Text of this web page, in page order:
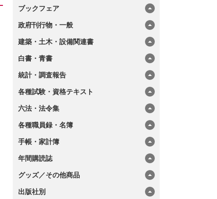
ブックフェア
政府刊行物・一般
建築・土木・設備関連書
白書・青書
統計・調査報告
各種試験・資格テキスト
六法・法令集
各種職員録・名簿
手帳・家計簿
年間購読誌
グッズ／その他商品
出版社別